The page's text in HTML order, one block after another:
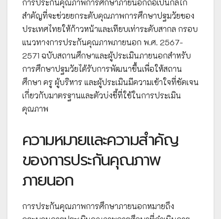
การประกันคุณภาพการศึกษาภายนอกถือเป็นกลไก
สำคัญที่จะช่วยยกระดับคุณภาพการศึกษาปฐมวัยของ
ประเทศไทยให้ก้าวหน้าและเทียบเท่าระดับสากล กรอบ
แนวทางการประกันคุณภาพภายนอก พ.ศ. 2567-
2571 ฉบับสถานศึกษาและผู้ประเมินภายนอกสำหรับ
การศึกษาปฐมวัยได้รับการพัฒนาขึ้นเพื่อให้สถาน
ศึกษา ครู ผู้บริหาร และผู้ประเมินมีความเข้าใจที่ชัดเจน
เกี่ยวกับมาตรฐานและตัวบ่งชี้ที่ใช้ในการประเมิน
คุณภาพ
ความหมายและความสำคัญ
ของการประกันคุณภาพ
ภายนอก
การประกันคุณภาพการศึกษาภายนอกหมายถึง